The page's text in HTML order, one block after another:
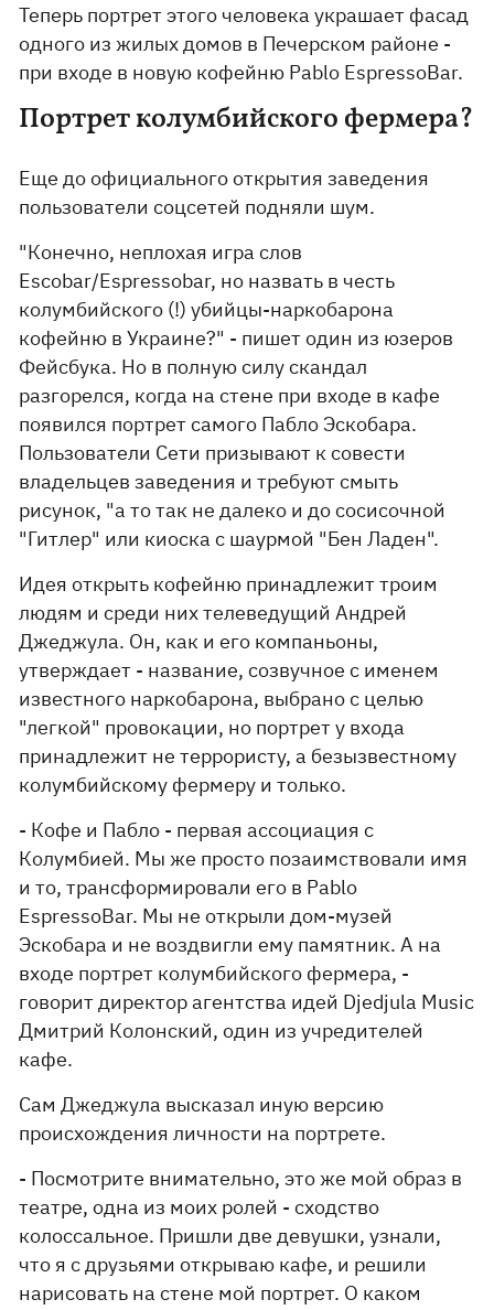
Теперь портрет этого человека украшает фасад
одного из жилых домов в Печерском районе -
при входе в новую кофейню Pablo EspressoBar.
Портрет колумбийского фермера?
Еще до официального открытия заведения
пользователи соцсетей подняли шум.
"Конечно, неплохая игра слов
Escobar/Espressobar, но назвать в честь
колумбийского (!) убийцы-наркобарона
кофейню в Украине?" - пишет один из юзеров
Фейсбука. Но в полную силу скандал
разгорелся, когда на стене при входе в кафе
появился портрет самого Пабло Эскобара.
Пользователи Сети призывают к совести
владельцев заведения и требуют смыть
рисунок, "а то так не далеко и до сосисочной
"Гитлер" или киоска с шаурмой "Бен Ладен".
Идея открыть кофейню принадлежит троим
людям и среди них телеведущий Андрей
Джеджула. Он, как и его компаньоны,
утверждает - название, созвучное с именем
известного наркобарона, выбрано с целью
"легкой" провокации, но портрет у входа
принадлежит не террористу, а безызвестному
колумбийскому фермеру и только.
- Кофе и Пабло - первая ассоциация с
Колумбией. Мы же просто позаимствовали имя
и то, трансформировали его в Pablo
EspressoBar. Мы не открыли дом-музей
Эскобара и не воздвигли ему памятник. А на
входе портрет колумбийского фермера, -
говорит директор агентства идей Djedjula Music
Дмитрий Колонский, один из учредителей
кафе.
Сам Джеджула высказал иную версию
происхождения личности на портрете.
- Посмотрите внимательно, это же мой образ в
театре, одна из моих ролей - сходство
колоссальное. Пришли две девушки, узнали,
что я с друзьями открываю кафе, и решили
нарисовать на стене мой портрет. О каком